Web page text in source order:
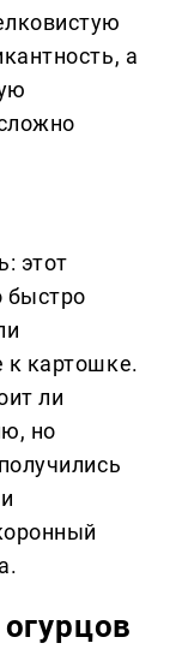
а
этот
быстро
к картошке.
ли
но